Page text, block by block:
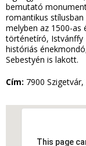
bemutató
romantikus
melyben az 1500-as
történetíró, Istvánffy
históriás
Sebestyén is lakott.
Cím: 7900
This page